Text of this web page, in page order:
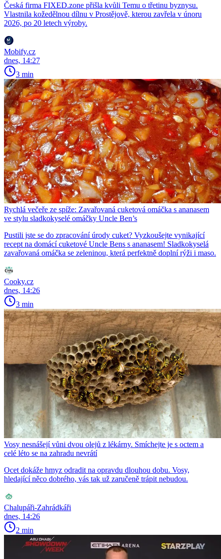
Česká firma FIXED.zone přišla kvůli Temu o třetinu byznysu.
Vlastnila kožedělnou dílnu v Prostějově, kterou zavřela v únoru
2026, po 20 letech výroby.
Mobify.cz
dnes, 14:27
3 min
Rychlá večeře ze spíže: Zavařovaná cuketová omáčka s ananasem
ve stylu sladkokyselé omáčky Uncle Ben’s
Pustili jste se do zpracování úrody cuket? Vyzkoušejte vynikající
recept na domácí cuketové Uncle Bens s ananasem! Sladkokyselá
zavařovaná omáčka se zeleninou, která perfektně doplní rýži i maso.
Cooky.cz
dnes, 14:26
3 min
Vosy nesnášejí vůni dvou olejů z lékárny. Smíchejte je s octem a
celé léto se na zahradu nevrátí
Ocet dokáže hmyz odradit na opravdu dlouhou dobu. Vosy,
hledající něco dobrého, vás tak už zaručeně trápit nebudou.
Chalupáři-Zahrádkáři
dnes, 14:26
2 min